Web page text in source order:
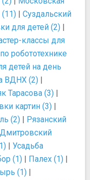
| Суздальский
для детей (2) |
классы для
робототехнике
детей на день
ВДНХ (2) |
Тарасова (3) |
картин (3) |
(2) | Рязанский
Дмитровский
| Усадьба
(1) | Палех (1) |
(1) |